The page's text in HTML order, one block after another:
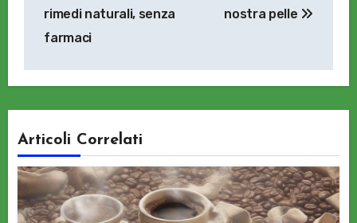
rimedi naturali, senza
farmaci
nostra pelle
Articoli Correlati